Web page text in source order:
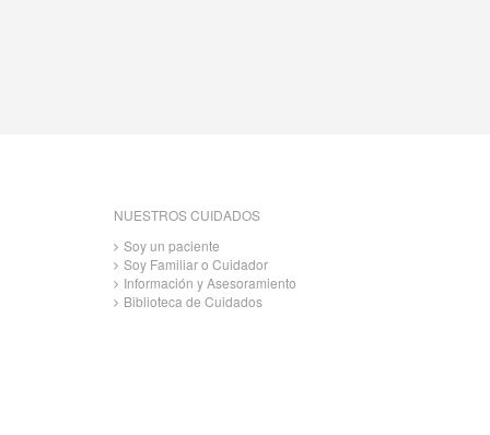
NUESTROS CUIDADOS
Soy un paciente
Soy Familiar o Cuidador
Información y Asesoramiento
Biblioteca de Cuidados